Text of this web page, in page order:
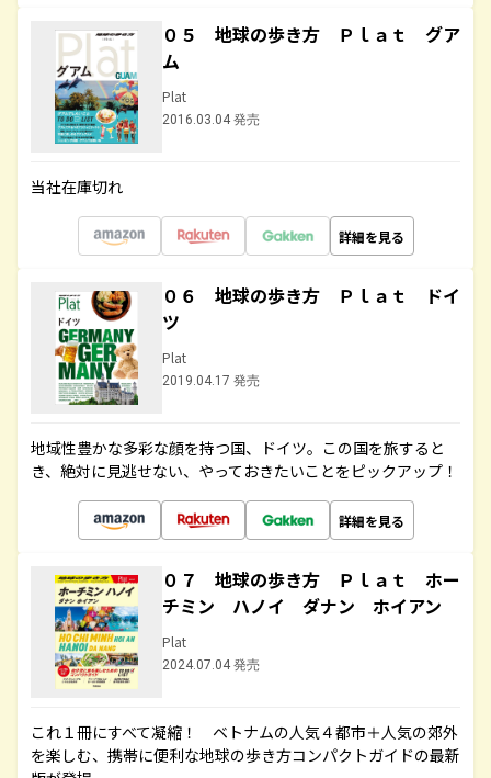
０５ 地球の歩き方 Ｐｌａｔ グア
ム
Plat
2016.03.04 発売
当社在庫切れ
詳細を見る
０６ 地球の歩き方 Ｐｌａｔ ドイ
ツ
Plat
2019.04.17 発売
地域性豊かな多彩な顔を持つ国、ドイツ。この国を旅すると
き、絶対に見逃せない、やっておきたいことをピックアップ！
詳細を見る
０７ 地球の歩き方 Ｐｌａｔ ホー
チミン ハノイ ダナン ホイアン
Plat
2024.07.04 発売
これ１冊にすべて凝縮！ ベトナムの人気４都市＋人気の郊外
を楽しむ、携帯に便利な地球の歩き方コンパクトガイドの最新